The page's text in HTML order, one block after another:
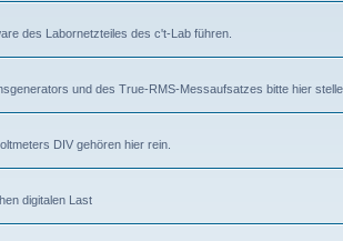
des Labornetzteiles des c't-Lab führen.
und des True-RMS-Messaufsatzes bitte hier
DIV gehören hier rein.
digitalen Last